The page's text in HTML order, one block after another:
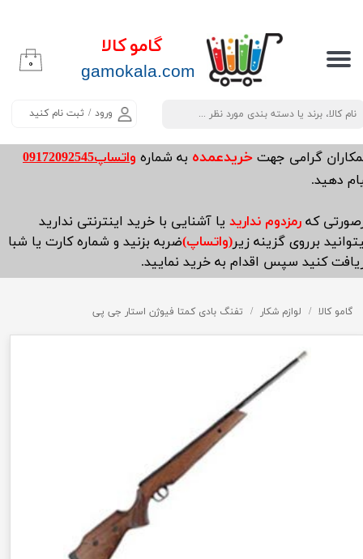
گامو کالا
​​​​​​gamokala.com
ورود / ثبت نام کنید
حساب کاربری من
تغییر گذر واژه
سفارشات
خروج از حساب کاربری
۰
گرامی جهت خریدعمده به شماره واتساپ09172092545
دهید.
که رمزدوم ندارید یا آشنایی با خرید اینترنتی ندارید
برروی گزینه زیر(واتساپ)ضربه بزنید و شماره کارت یا شبا
کنید سپس اقدام به خرید نمایید.
گامو کالا لوازم شکار تفنگ بادی کمتا فیوژن استار جی پی